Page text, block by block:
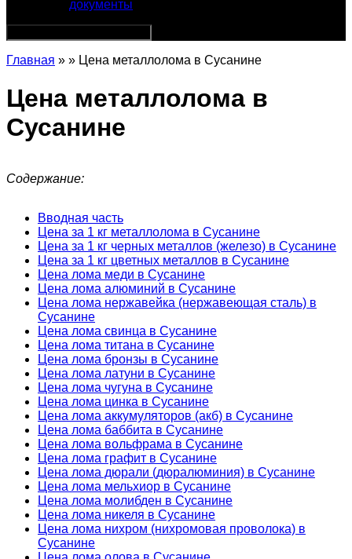
документы
Главная » » Цена металлолома в Сусанине
Цена металлолома в
Сусанине
Содержание:
Вводная часть
Цена за 1 кг металлолома в Сусанине
Цена за 1 кг черных металлов (железо) в Сусанине
Цена за 1 кг цветных металлов в Сусанине
Цена лома меди в Сусанине
Цена лома алюминий в Сусанине
Цена лома нержавейка (нержавеющая сталь) в
Сусанине
Цена лома свинца в Сусанине
Цена лома титана в Сусанине
Цена лома бронзы в Сусанине
Цена лома латуни в Сусанине
Цена лома чугуна в Сусанине
Цена лома цинка в Сусанине
Цена лома аккумуляторов (акб) в Сусанине
Цена лома баббита в Сусанине
Цена лома вольфрама в Сусанине
Цена лома графит в Сусанине
Цена лома дюрали (дюралюминия) в Сусанине
Цена лома мельхиор в Сусанине
Цена лома молибден в Сусанине
Цена лома никеля в Сусанине
Цена лома нихром (нихромовая проволока) в
Сусанине